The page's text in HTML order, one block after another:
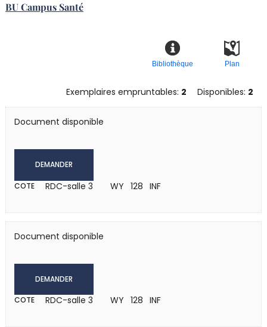
BU Campus Santé
Plan
Bibliothèque
Exemplaires empruntables: 2 Disponibles: 2
Document disponible
DEMANDER
COTE RDC-salle 3 WY 128 INF
Document disponible
DEMANDER
COTE RDC-salle 3 WY 128 INF